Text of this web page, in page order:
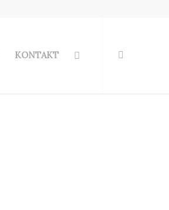
KONTAKT